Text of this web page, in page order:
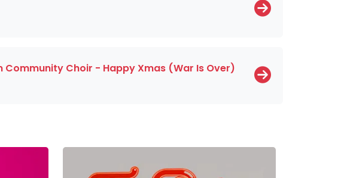
Community Choir - Happy Xmas (War Is Over)